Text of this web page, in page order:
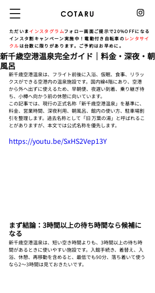
ただいま インスタグラムフォロー画面ご提示で20%OFFになる
インスタ割キャンペーン実施中！電動付き自転車の レンタサイ
クル は台数に限りがあります。ご予約はお早めに。
新千歳空港温泉完全ガイド｜料金・深夜・朝
風呂
新千歳空港温泉は、フライト前後に入浴、仮眠、食事、リラッ
クスができる空港内の温泉施設です。国内線4階にあり、空港
から外へ出ずに使えるため、早朝便、夜遅い到着、乗り継ぎ待
ち、小樽へ向かう前の休憩に向いています。
この記事では、現行の正式名称「新千歳空港温泉」を基準に、
料金、営業時間、深夜利用、朝風呂、館内の使い方、駐車場割
引を整理します。過去名称として「旧 万葉の湯」と呼ばれるこ
とがありますが、本文では公式名称を優先します。
https://youtu.be/SxHS2Vep13Y
まず結論：3時間以上の待ち時間なら候補に
なる
新千歳空港温泉は、短い空き時間よりも、3時間以上の待ち時
間があるときに使いやすい施設です。入館手続き、着替え、入
浴、休憩、再移動を含めると、最低でも90分、落ち着いて使う
なら2〜3時間は見ておきたいです。